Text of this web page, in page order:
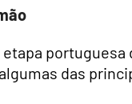
portuguesa
das